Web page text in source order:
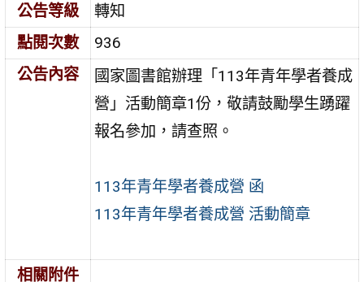
公告等級
轉知
點閱次數
936
公告內容
國家圖書館辦理「113年青年學者養成
營」活動簡章1份，敬請鼓勵學生踴躍
報名參加，請查照。
113年青年學者養成營 函
113年青年學者養成營 活動簡章
相關附件